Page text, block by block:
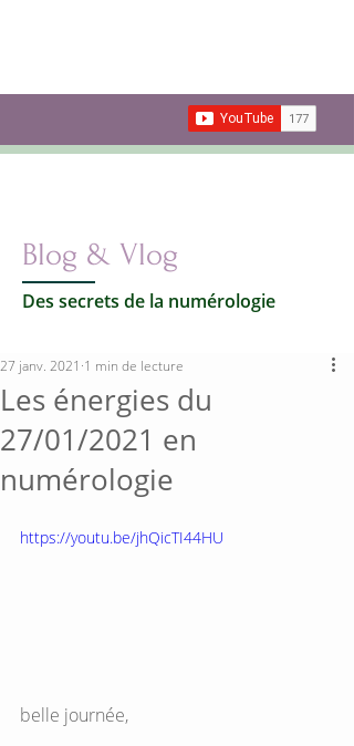
Les énergies du
27/01/2021 en
numérologie
27 janv. 2021 1 min de lecture
https://youtu.be/jhQicTI44HU
belle journée,
Blog & Vlog
Des secrets de la numérologie